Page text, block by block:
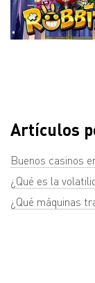
Artículos
Buenos casinos
¿Qué es la
¿Qué máquinas